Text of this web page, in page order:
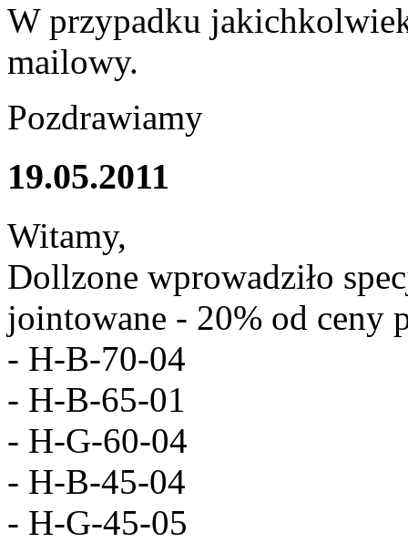
W przypadku
mailowy.
Pozdrawiamy
19.05.2011
Witamy,
Dollzone wprowadziło
jointowane - 20% od ceny
- H-B-70-04
- H-B-65-01
- H-G-60-04
- H-B-45-04
- H-G-45-05